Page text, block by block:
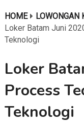
HOME LOWONGAN
Loker Batam Juni
Teknologi
Loker
Process
Teknologi